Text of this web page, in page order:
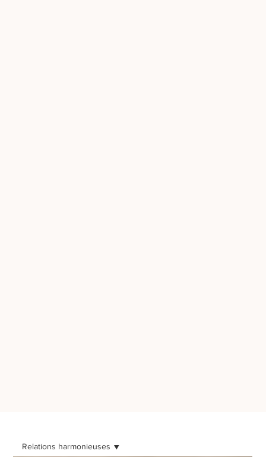
Relations harmonieuses